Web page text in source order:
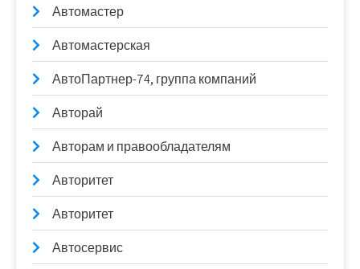
Автомастер
Автомастерская
АвтоПартнер-74, группа компаний
Авторай
Авторам и правообладателям
Авторитет
Авторитет
Автосервис